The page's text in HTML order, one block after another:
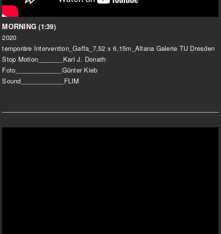
MORNING (1:39)
2020
temporäre Intervention_Gaffa_7,52 x 6,15m_Altana Galerie TU Dresden
Stop Motion_______Karl J. Donath
Foto_____________Günter Kieb
Sound____________FLIM